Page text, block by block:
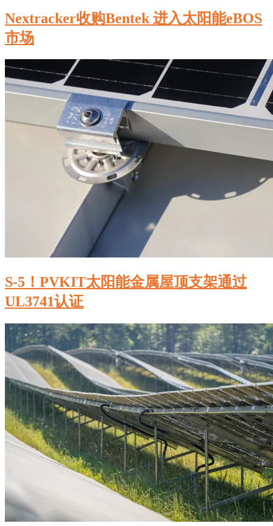
Nextracker收购Bentek 进入太阳能eBOS
市场
S-5！PVKIT太阳能金属屋顶支架通过
UL3741认证